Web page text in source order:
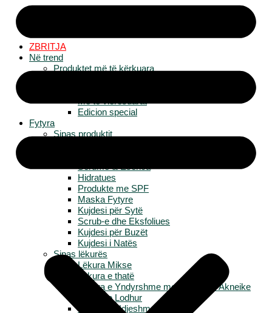
ZBRITJA
Në trend
Produktet më të kërkuara
Më të vlerësuarat
Edicion special
Fytyra
Sipas produktit
Serume & Esenca
Hidratues
Produkte me SPF
Maska Fytyre
Kujdesi për Sytë
Scrub-e dhe Eksfoliues
Kujdesi për Buzët
Kujdesi i Natës
Sipas lëkurës
Lëkura Mikse
Lëkura e thatë
Lëkura e Yndyrshme me Tendencë Akneike
Lëkura e Lodhur
Lëkura e Ndjeshme